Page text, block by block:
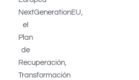
NextGenerationEU,
el
Plan
de
Recuperación,
Transformación